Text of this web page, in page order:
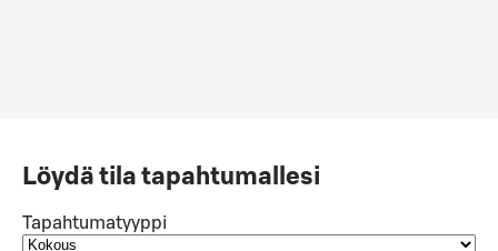
Löydä tila tapahtumallesi
Tapahtumatyyppi